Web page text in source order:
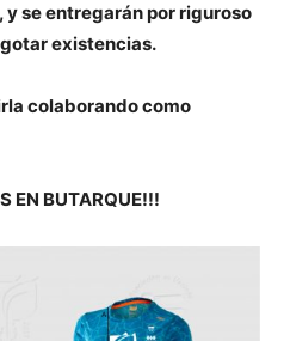
se entregarán por riguroso
existencias.
colaborando como
EN BUTARQUE!!!